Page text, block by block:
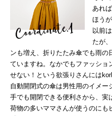
あれ
ほう
以前
たが
ンも増え、折りたたみ傘でも雨の
ていますね。なかでもファッショ
せない！という欲張りさんには
自動開閉式の傘は男性用のイメ
手でも開閉できる便利さから、実
荷物の多いママさんが使うのにも